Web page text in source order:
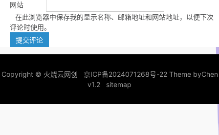
网站
在此浏览器中保存我的显示名称、邮箱地址和网站地址，以便下次
评论时使用。
Copyright © 火烧云网创 京ICP备2024071268号-22Theme byChen
v1.2
sitemap